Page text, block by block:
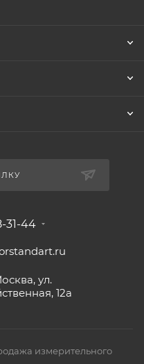
31-44
ул.
12а
измерительного